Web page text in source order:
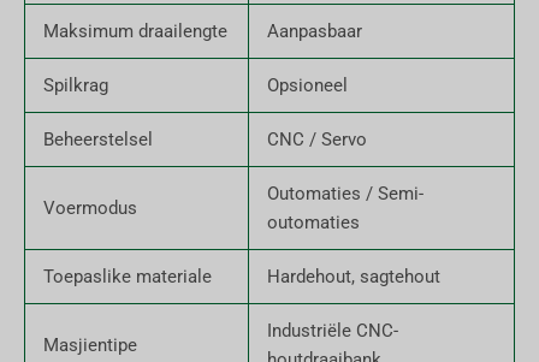
Maksimum draailengte Aanpasbaar
Spilkrag Opsioneel
Beheerstelsel CNC / Servo
Voermodus
Outomaties / Semi-
outomaties
Toepaslike materiale Hardehout, sagtehout
Masjientipe
Industriële CNC-